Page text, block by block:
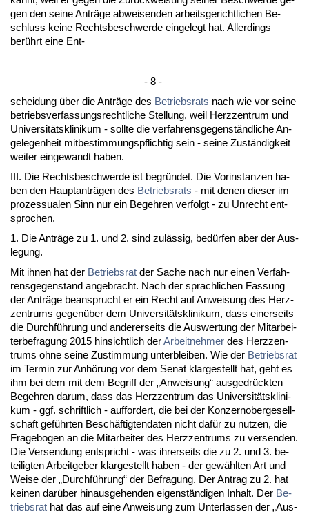
gen den sei­ne Anträge ab­wei­sen­den ar­beits­ge­richt­li­chen Be­
schluss kei­ne Rechts­be­schwer­de ein­ge­legt hat. Al­ler­dings
berührt ei­ne Ent-
- 8 -
schei­dung über die Anträge des Be­triebs­rats nach wie vor sei­ne
be­triebs­ver­fas­sungs­recht­li­che Stel­lung, weil Herz­zen­trum und
Uni­ver­sitätskli­ni­kum - soll­te die ver­fah­rens­ge­genständ­li­che An­
ge­le­gen­heit mit­be­stim­mungs­pflich­tig sein - sei­ne Zuständig­keit
wei­ter ein­ge­wandt ha­ben.
III. Die Rechts­be­schwer­de ist be­gründet. Die Vor­in­stan­zen ha­
ben den Haupt­anträgen des Be­triebs­rats - mit de­nen die­ser im
pro­zes­sua­len Sinn nur ein Be­geh­ren ver­folgt - zu Un­recht ent­
spro­chen.
1. Die Anträge zu 1. und 2. sind zulässig, bedürfen aber der Aus­
le­gung.
Mit ih­nen hat der Be­triebs­rat der Sa­che nach nur ei­nen Ver­fah­
rens­ge­gen­stand an­ge­bracht. Nach der sprach­li­chen Fas­sung
der Anträge be­an­sprucht er ein Recht auf An­wei­sung des Herz­
zen­trums ge­genüber dem Uni­ver­sitätskli­ni­kum, dass ei­ner­seits
die Durchführung und an­de­rer­seits die Aus­wer­tung der Mit­ar­bei­
ter­be­fra­gung 2015 hin­sicht­lich derAr­beit­neh­mer des Herz­zen­
trums oh­ne sei­ne Zu­stim­mung un­ter­blei­ben. Wie der Be­triebs­rat
im Ter­min zur Anhörung vor dem Se­nat klar­ge­stellt hat, geht es
ihm bei dem mit dem Be­griff der „An­wei­sung“ aus­ge­drück­ten
Be­geh­ren dar­um, dass das Herz­zen­trum das Uni­ver­sitätskli­ni­
kum - ggf. schrift­lich - auf­for­dert, die bei der Kon­zer­no­ber­ge­sell­
schaft geführ­ten Beschäftig­ten­da­ten nicht dafür zu nut­zen, die
Fra­ge­bo­gen an die Mit­ar­bei­ter des Herz­zen­trums zu ver­sen­den.
Die Ver­sen­dung ent­spricht - was ih­rer­seits die zu 2. und 3. be­
tei­lig­ten Ar­beit­ge­ber klar­ge­stellt ha­ben - der gewähl­ten Art und
Wei­se der „Durchführung“ der Be­fra­gung. Der An­trag zu 2. hat
kei­nen darüber hin­aus­ge­hen­den ei­genständi­gen In­halt. Der Be­
triebs­rat hat das auf ei­ne An­wei­sung zum Un­ter­las­sen der „Aus­